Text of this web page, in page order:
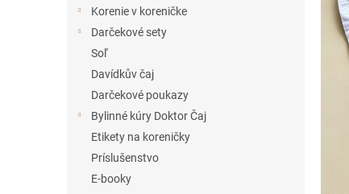
Korenie v koreničke
Darčekové sety
Soľ
Davídkův čaj
Darčekové poukazy
Bylinné kúry Doktor Čaj
Etikety na koreničky
Príslušenstvo
E-booky